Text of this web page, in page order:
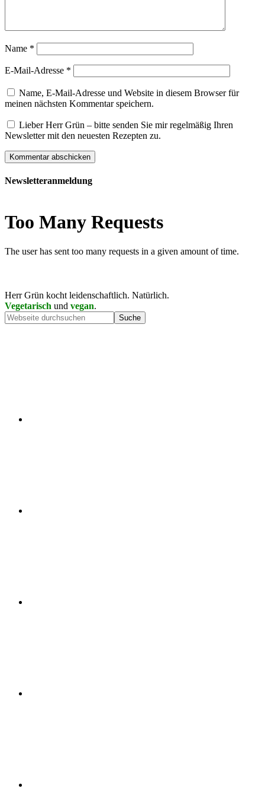
Name *
E-Mail-Adresse *
Name, E-Mail-Adresse und Website in diesem Browser für
meinen nächsten Kommentar speichern.
Lieber Herr Grün – bitte senden Sie mir regelmäßig Ihren
Newsletter mit den neuesten Rezepten zu.
Newsletteranmeldung
Herr Grün kocht leidenschaftlich. Natürlich.
Vegetarisch und vegan.